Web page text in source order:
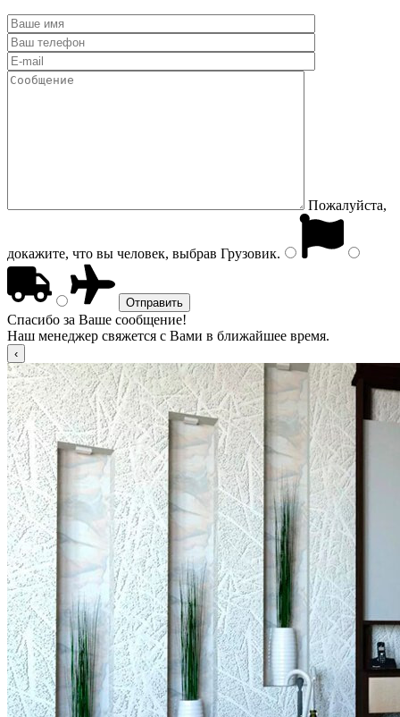
Пожалуйста,
докажите, что вы человек, выбрав Грузовик.
Спасибо за Ваше сообщение!
Наш менеджер свяжется с Вами в ближайшее время.